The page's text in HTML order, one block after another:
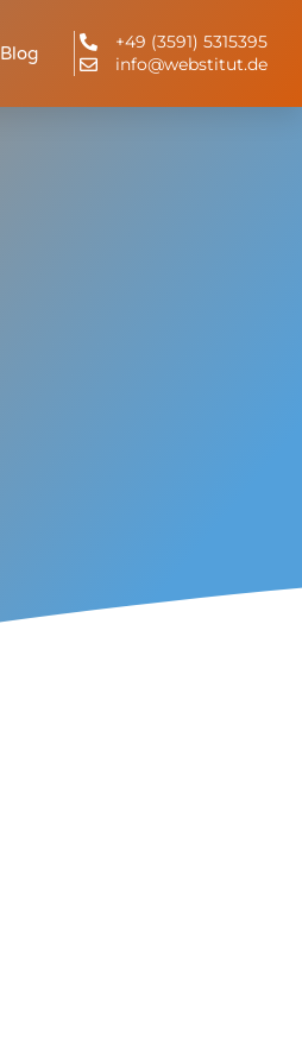
Blog
+49 (3591) 5315395
info@webstitut.de